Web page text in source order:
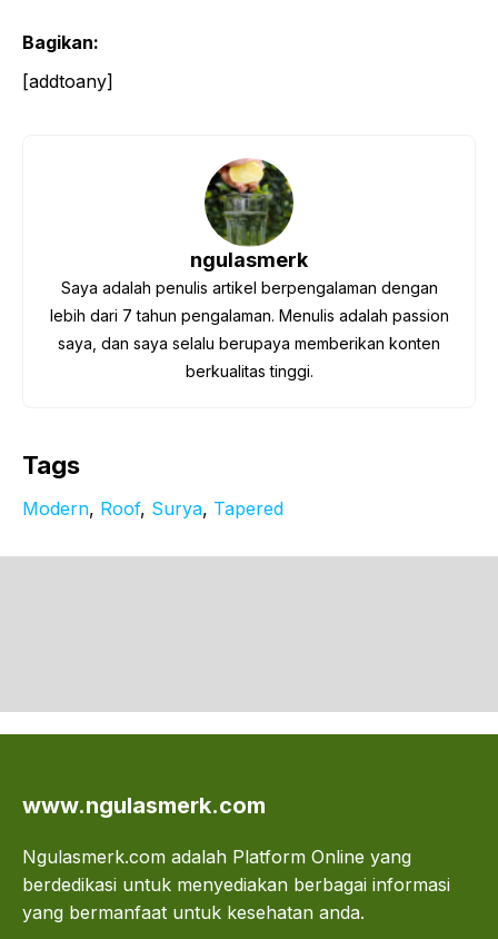
Bagikan:
[addtoany]
ngulasmerk
Saya adalah penulis artikel berpengalaman dengan
lebih dari 7 tahun pengalaman. Menulis adalah passion
saya, dan saya selalu berupaya memberikan konten
berkualitas tinggi.
Tags
Modern, Roof, Surya, Tapered
www.ngulasmerk.com
Ngulasmerk.com adalah Platform Online yang
berdedikasi untuk menyediakan berbagai informasi
yang bermanfaat untuk kesehatan anda.